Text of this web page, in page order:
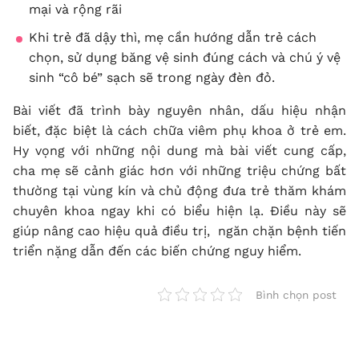
mại và rộng rãi
Khi trẻ đã dậy thì, mẹ cần hướng dẫn trẻ cách
chọn, sử dụng băng vệ sinh đúng cách và chú ý vệ
sinh “cô bé” sạch sẽ trong ngày đèn đỏ.
Bài viết đã trình bày nguyên nhân, dấu hiệu nhận
biết, đặc biệt là cách chữa viêm phụ khoa ở trẻ em.
Hy vọng với những nội dung mà bài viết cung cấp,
cha mẹ sẽ cảnh giác hơn với những triệu chứng bất
thường tại vùng kín và chủ động đưa trẻ thăm khám
chuyên khoa ngay khi có biểu hiện lạ. Điều này sẽ
giúp nâng cao hiệu quả điều trị, ngăn chặn bệnh tiến
triển nặng dẫn đến các biến chứng nguy hiểm.
Bình chọn post